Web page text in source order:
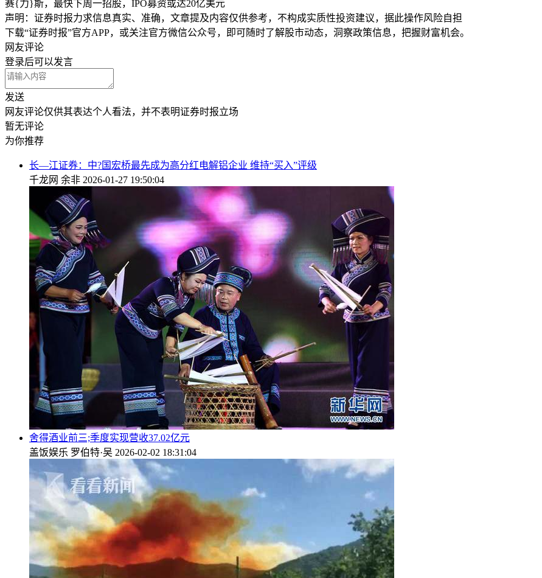
赛{力}斯，最快下周一招股，IPO募资或达20亿美元
声明：证券时报力求信息真实、准确，文章提及内容仅供参考，不构成实质性投资建议，据此操作风险自担
下载“证券时报”官方APP，或关注官方微信公众号，即可随时了解股市动态，洞察政策信息，把握财富机会。
网友评论
登录后可以发言
发送
网友评论仅供其表达个人看法，并不表明证券时报立场
暂无评论
为你推荐
长—江证券：中?国宏桥最先成为高分红电解铝企业 维持“买入”评级
千龙网 余非 2026-01-27 19:50:04
舍得酒业前三;季度实现营收37.02亿元
盖饭娱乐 罗伯特·吴 2026-02-02 18:31:04